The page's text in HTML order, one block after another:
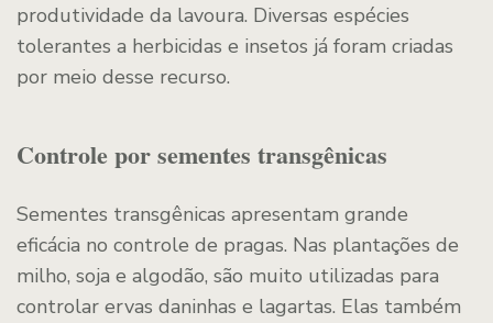
produtividade da lavoura. Diversas espécies
tolerantes a herbicidas e insetos já foram criadas
por meio desse recurso.
Controle por sementes transgênicas
Sementes transgênicas apresentam grande
eficácia no controle de pragas. Nas plantações de
milho, soja e algodão, são muito utilizadas para
controlar ervas daninhas e lagartas. Elas também